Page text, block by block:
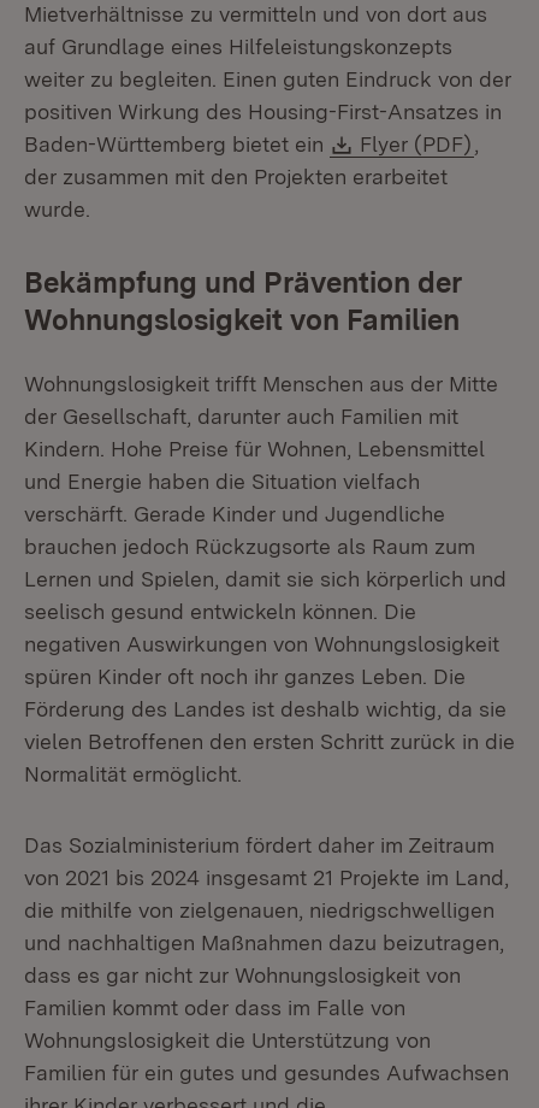
Mietverhältnisse zu vermitteln und von dort aus
auf Grundlage eines Hilfeleistungskonzepts
weiter zu begleiten. Einen guten Eindruck von der
positiven Wirkung des Housing-First-Ansatzes in
Baden-Württemberg bietet ein
Download:
Flyer (PDF)
der zusammen mit den Projekten erarbeitet
wurde.
Bekämpfung und Prävention der
Wohnungslosigkeit von Familien
Wohnungslosigkeit trifft Menschen aus der Mitte
der Gesellschaft, darunter auch Familien mit
Kindern. Hohe Preise für Wohnen, Lebensmittel
und Energie haben die Situation vielfach
verschärft. Gerade Kinder und Jugendliche
brauchen jedoch Rückzugsorte als Raum zum
Lernen und Spielen, damit sie sich körperlich und
seelisch gesund entwickeln können. Die
negativen Auswirkungen von Wohnungslosigkeit
spüren Kinder oft noch ihr ganzes Leben. Die
Förderung des Landes ist deshalb wichtig, da sie
vielen Betroffenen den ersten Schritt zurück in die
Normalität ermöglicht.
Das Sozialministerium fördert daher im Zeitraum
von 2021 bis 2024 insgesamt 21 Projekte im Land,
die mithilfe von zielgenauen, niedrigschwelligen
und nachhaltigen Maßnahmen dazu beizutragen,
dass es gar nicht zur Wohnungslosigkeit von
Familien kommt oder dass im Falle von
Wohnungslosigkeit die Unterstützung von
Familien für ein gutes und gesundes Aufwachsen